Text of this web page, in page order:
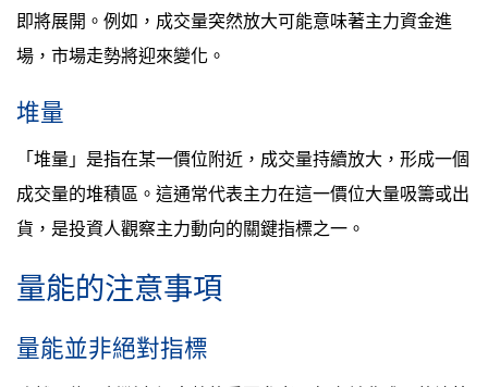
即將展開。例如，成交量突然放大可能意味著主力資金進
場，市場走勢將迎來變化。
堆量
「堆量」是指在某一價位附近，成交量持續放大，形成一個
成交量的堆積區。這通常代表主力在這一價位大量吸籌或出
貨，是投資人觀察主力動向的關鍵指標之一。
量能的注意事項
量能並非絕對指標